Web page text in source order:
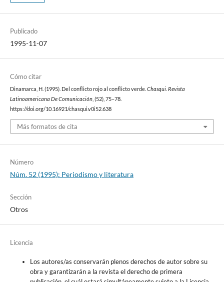
Publicado
1995-11-07
Cómo citar
Dinamarca, H. (1995). Del conflicto rojo al conflicto verde. Chasqui. Revista
Latinoamericana De Comunicación, (52), 75–78.
https://doi.org/10.16921/chasqui.v0i52.638
Más formatos de cita
Número
Núm. 52 (1995): Periodismo y literatura
Sección
Otros
Licencia
Los autores/as conservarán plenos derechos de autor sobre su
obra y garantizarán a la revista el derecho de primera